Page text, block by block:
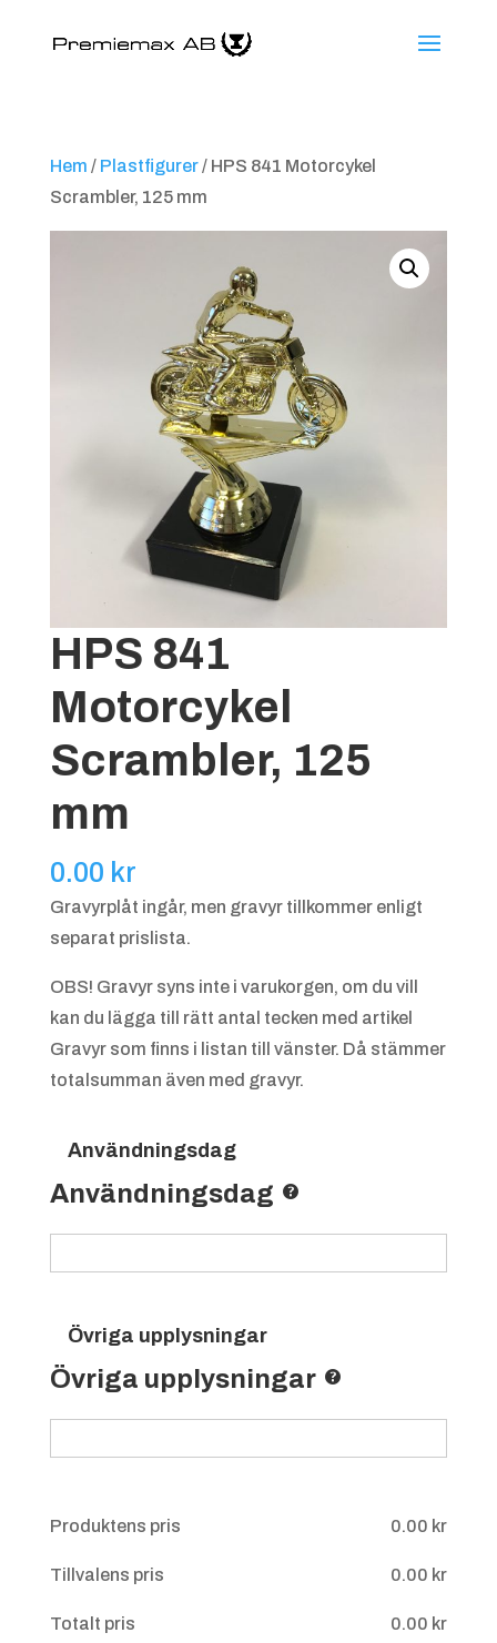
Hem / Plastfigurer/ HPS 841 Motorcykel
Scrambler, 125 mm
HPS 841
Motorcykel
Scrambler, 125
mm
0.00 kr
Gravyrplåt ingår, men gravyr tillkommer enligt
separat prislista.
OBS! Gravyr syns inte i varukorgen, om du vill
kan du lägga till rätt antal tecken med artikel
Gravyr som finns i listan till vänster. Då stämmer
totalsumman även med gravyr.
Användningsdag
Användningsdag
Övriga upplysningar
Övriga upplysningar
Produktens pris 0.00 kr
Tillvalens pris 0.00 kr
Totalt pris 0.00 kr